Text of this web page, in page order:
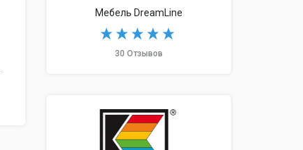
Мебель DreamLine
30 Отзывов